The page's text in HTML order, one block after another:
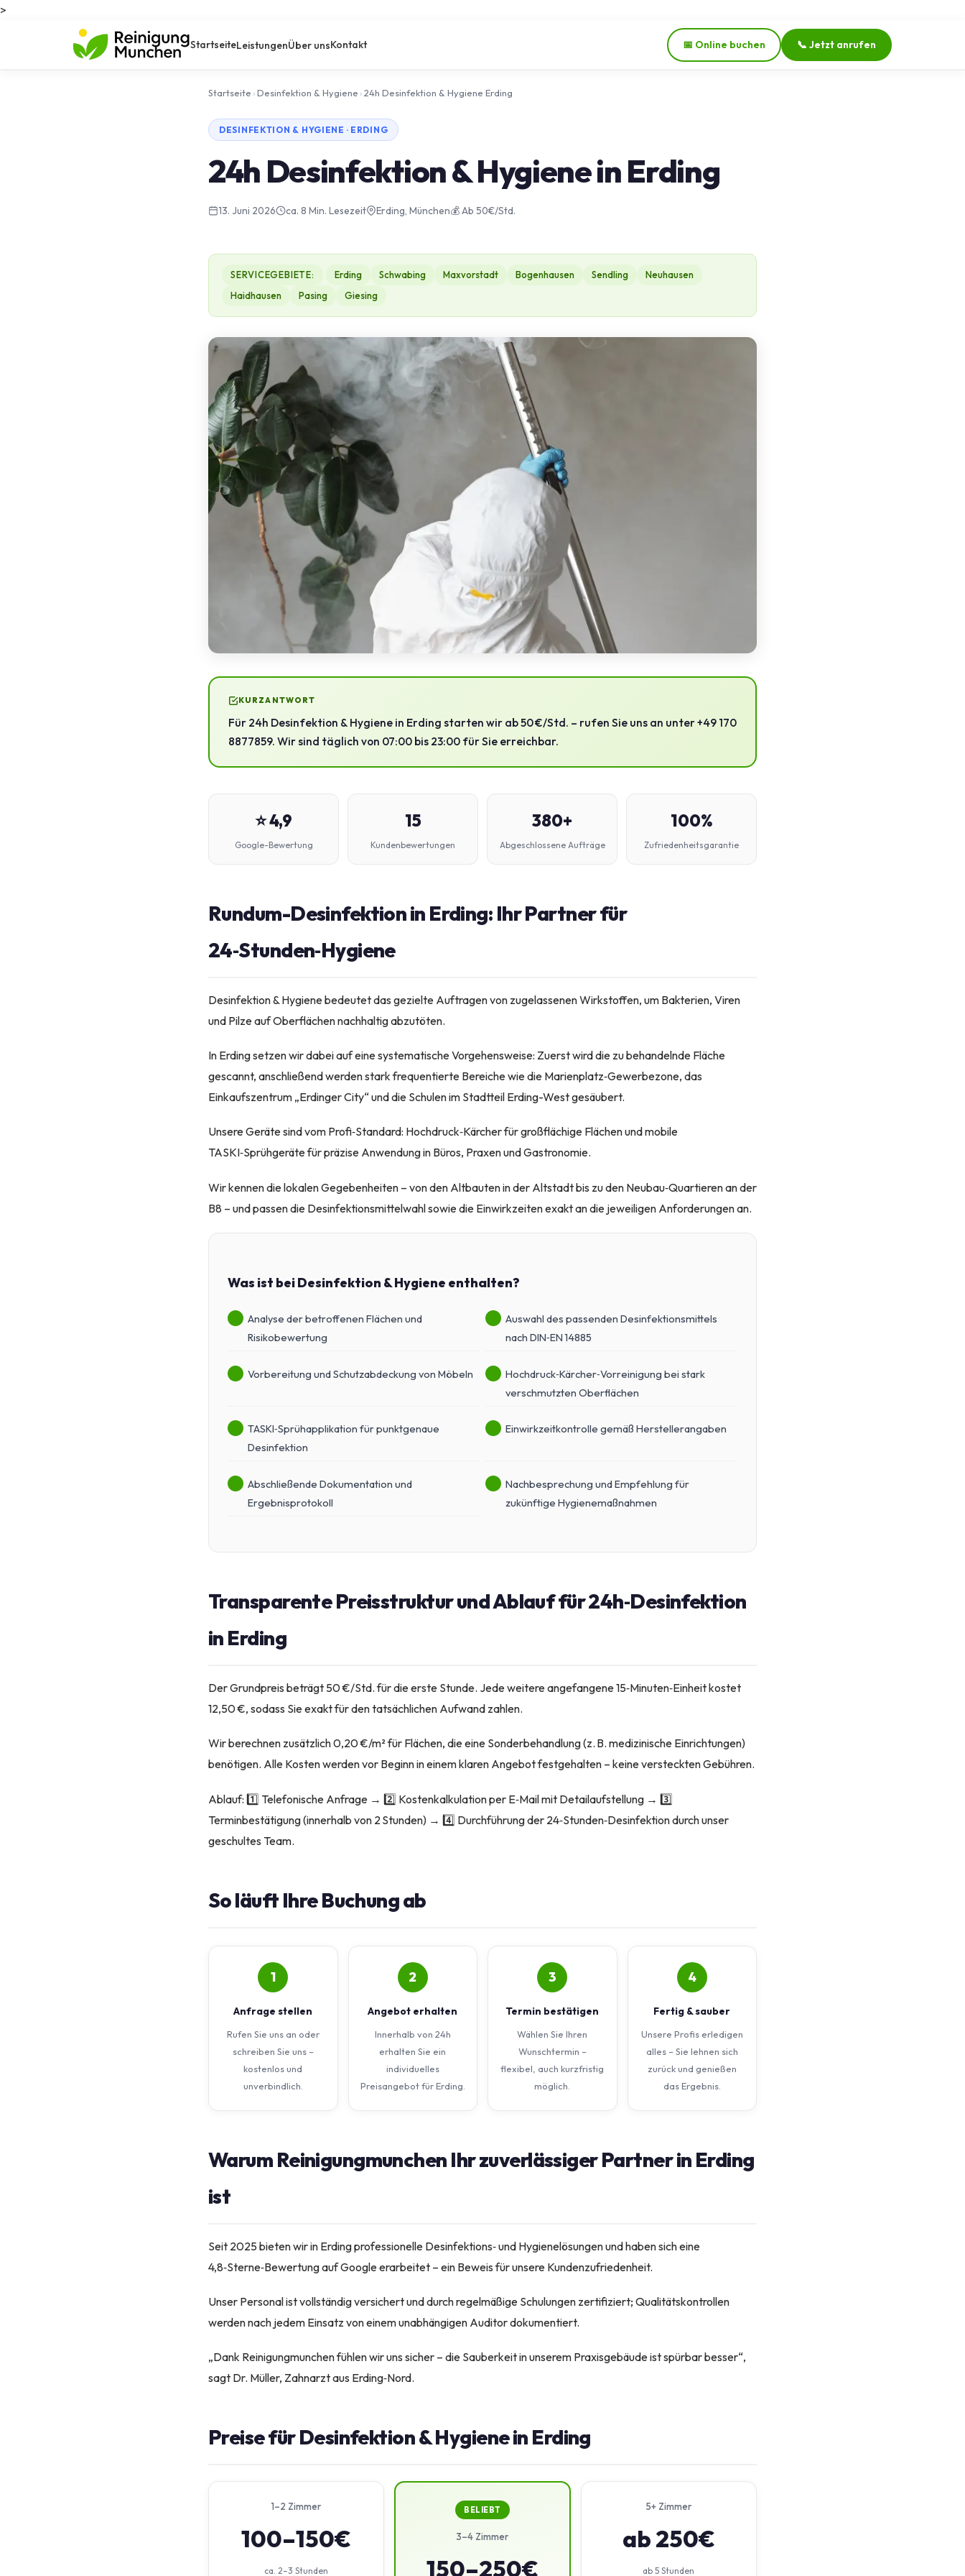
>
StartseiteLeistungenÜber unsKontakt 📅 Online buchen 📞 Jetzt anrufen
Startseite ›Desinfektion & Hygiene ›24h Desinfektion & Hygiene Erding
DESINFEKTION & HYGIENE · ERDING
24h Desinfektion & Hygiene in Erding
13. Juni 2026 ca. 8 Min. Lesezeit Erding, München💰 Ab 50€/Std.
SERVICEGEBIETE: Erding Schwabing Maxvorstadt Bogenhausen Sendling
Neuhausen
Haidhausen
Pasing Giesing
KURZANTWORT
Für 24h Desinfektion & Hygiene in Erding starten wir ab 50 €/Std. – rufen Sie uns an unter +49 170
8877859. Wir sind täglich von 07:00 bis 23:00 für Sie erreichbar.
⭐ 4,9
Google-Bewertung
15
Kundenbewertungen
380+
Abgeschlossene Aufträge
100%
Zufriedenheitsgarantie
Rundum-Desinfektion in Erding: Ihr Partner für
24‑Stunden‑Hygiene
Desinfektion & Hygiene bedeutet das gezielte Auftragen von zugelassenen Wirkstoffen, um Bakterien, Viren
und Pilze auf Oberflächen nachhaltig abzutöten.
In Erding setzen wir dabei auf eine systematische Vorgehensweise: Zuerst wird die zu behandelnde Fläche
gescannt, anschließend werden stark frequentierte Bereiche wie die Marienplatz‑Gewerbezone, das
Einkaufszentrum „Erdinger City“ und die Schulen im Stadtteil Erding-West gesäubert.
Unsere Geräte sind vom Profi‑Standard: Hochdruck‑Kärcher für großflächige Flächen und mobile
TASKI‑Sprühgeräte für präzise Anwendung in Büros, Praxen und Gastronomie.
Wir kennen die lokalen Gegebenheiten – von den Altbauten in der Altstadt bis zu den Neubau‑Quartieren an der
B8 – und passen die Desinfektionsmittelwahl sowie die Einwirkzeiten exakt an die jeweiligen Anforderungen an.
Was ist bei Desinfektion & Hygiene enthalten?
Analyse der betroffenen Flächen und
Risikobewertung
Auswahl des passenden Desinfektionsmittels
nach DIN‑EN 14885
Vorbereitung und Schutzabdeckung von Möbeln
Hochdruck‑Kärcher‑Vorreinigung bei stark
verschmutzten Oberflächen
TASKI‑Sprühapplikation für punktgenaue
Desinfektion
Einwirkzeitkontrolle gemäß Herstellerangaben
Abschließende Dokumentation und
Ergebnisprotokoll
Nachbesprechung und Empfehlung für
zukünftige Hygienemaßnahmen
Transparente Preisstruktur und Ablauf für 24h‑Desinfektion
in Erding
Der Grundpreis beträgt 50 €/Std. für die erste Stunde. Jede weitere angefangene 15‑Minuten‑Einheit kostet
12,50 €, sodass Sie exakt für den tatsächlichen Aufwand zahlen.
Wir berechnen zusätzlich 0,20 €/m² für Flächen, die eine Sonderbehandlung (z. B. medizinische Einrichtungen)
benötigen. Alle Kosten werden vor Beginn in einem klaren Angebot festgehalten – keine versteckten Gebühren.
Ablauf: 1️⃣ Telefonische Anfrage → 2️⃣ Kostenkalkulation per E‑Mail mit Detailaufstellung → 3️⃣
Terminbestätigung (innerhalb von 2 Stunden) → 4️⃣ Durchführung der 24‑Stunden‑Desinfektion durch unser
geschultes Team.
So läuft Ihre Buchung ab
1
Anfrage stellen
Rufen Sie uns an oder
schreiben Sie uns –
kostenlos und
unverbindlich.
2
Angebot erhalten
Innerhalb von 24h
erhalten Sie ein
individuelles
Preisangebot für Erding.
3
Termin bestätigen
Wählen Sie Ihren
Wunschtermin –
flexibel, auch kurzfristig
möglich.
4
Fertig & sauber
Unsere Profis erledigen
alles – Sie lehnen sich
zurück und genießen
das Ergebnis.
Warum Reinigungmunchen Ihr zuverlässiger Partner in Erding
ist
Seit 2025 bieten wir in Erding professionelle Desinfektions‑ und Hygienelösungen und haben sich eine
4,8‑Sterne‑Bewertung auf Google erarbeitet – ein Beweis für unsere Kundenzufriedenheit.
Unser Personal ist vollständig versichert und durch regelmäßige Schulungen zertifiziert; Qualitätskontrollen
werden nach jedem Einsatz von einem unabhängigen Auditor dokumentiert.
„Dank Reinigungmunchen fühlen wir uns sicher – die Sauberkeit in unserem Praxisgebäude ist spürbar besser“,
sagt Dr. Müller, Zahnarzt aus Erding‑Nord.
Preise für Desinfektion & Hygiene in Erding
1–2 Zimmer
100–150€
ca. 2–3 Stunden
BELIEBT
3–4 Zimmer
150–250€
5+ Zimmer
ab 250€
ab 5 Stunden